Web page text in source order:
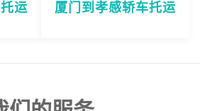
运 厦门到孝感轿车托运